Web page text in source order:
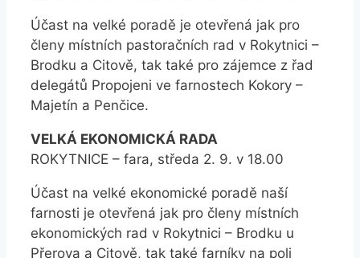
Účast na velké poradě je otevřená jak pro
členy místních pastoračních rad v Rokytnici –
Brodku a Citově, tak také pro zájemce z řad
delegátů Propojeni ve farnostech Kokory –
Majetín a Penčice.
VELKÁ EKONOMICKÁ RADA
ROKYTNICE – fara, středa 2. 9. v 18.00
Účast na velké ekonomické poradě naší
farnosti je otevřená jak pro členy místních
ekonomických rad v Rokytnici – Brodku u
Přerova a Citově, tak také farníky na poli